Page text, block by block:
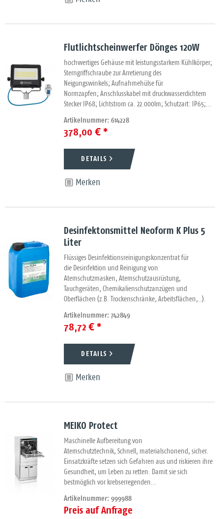
Flutlichtscheinwerfer Dönges 120W
hochwertiges Gehäuse mit leistungsstarkem Kühlkörper;
Sterngriffschraube zur Arretierung des
Neigungswinkels; Aufnahmehülse für
Normzapfen; Anschlusskabel mit druckwasserdichtem
Stecker IP68; Lichtstrom ca. 22.000lm; Schutzart: IP65;...
Artikelnummer: 614228
378,00 € *
DETAILS
Merken
Desinfektonsmittel Neoform K Plus 5
Liter
Flüssiges Desinfektionsreinigungskonzentrat für
die Desinfektion und Reinigung von
Atemschutzmasken, Atemschutzausrüstung,
Tauchgeräten, Chemikalienschutzanzügen und
Oberflächen (z.B. Trockenschränke, Arbeitsflächen,..).
Artikelnummer: 742849
78,72 € *
DETAILS
Merken
MEIKO Protect
Maschinelle Aufbereitung von
Atemschutztechnik, Schnell, materialschonend, sicher.
Einsatzkräfte setzen sich Gefahren aus und riskieren ihre
Gesundheit, um Leben zu retten. Damit sie sich
bestmöglich vor krebserregenden...
Artikelnummer: 999988
Preis auf Anfrage